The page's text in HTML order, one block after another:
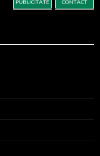
România
în crypto:
în 2026